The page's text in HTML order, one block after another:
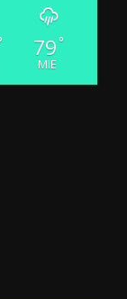
79 °
MIE